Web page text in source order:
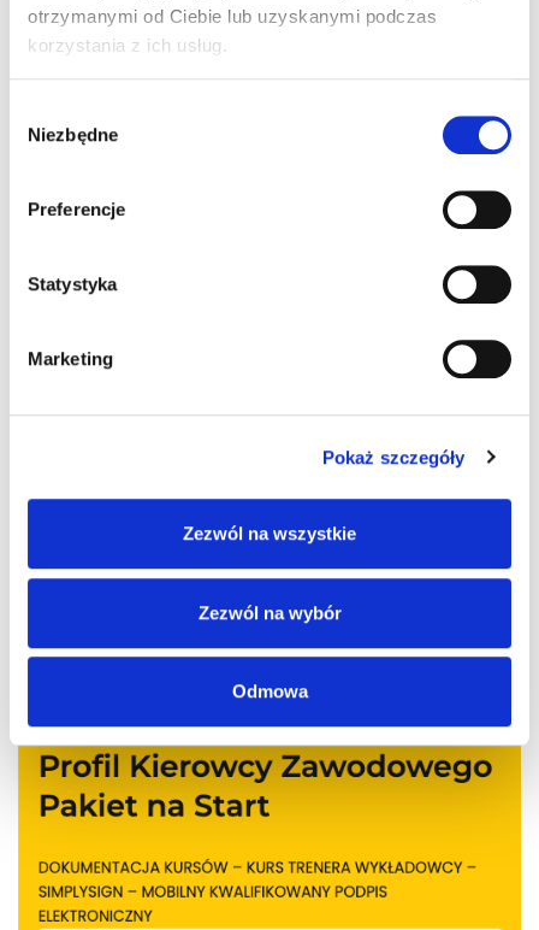
otrzymanymi od Ciebie lub uzyskanymi podczas
korzystania z ich usług.
zgody
Niezbędne
Preferencje
Statystyka
Marketing
Pokaż szczegóły
Zezwól na wszystkie
Zezwól na wybór
Odmowa
Pingback:
Możliwość komentowania została wyłączona.